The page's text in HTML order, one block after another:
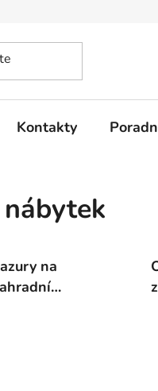
Kontakty
na